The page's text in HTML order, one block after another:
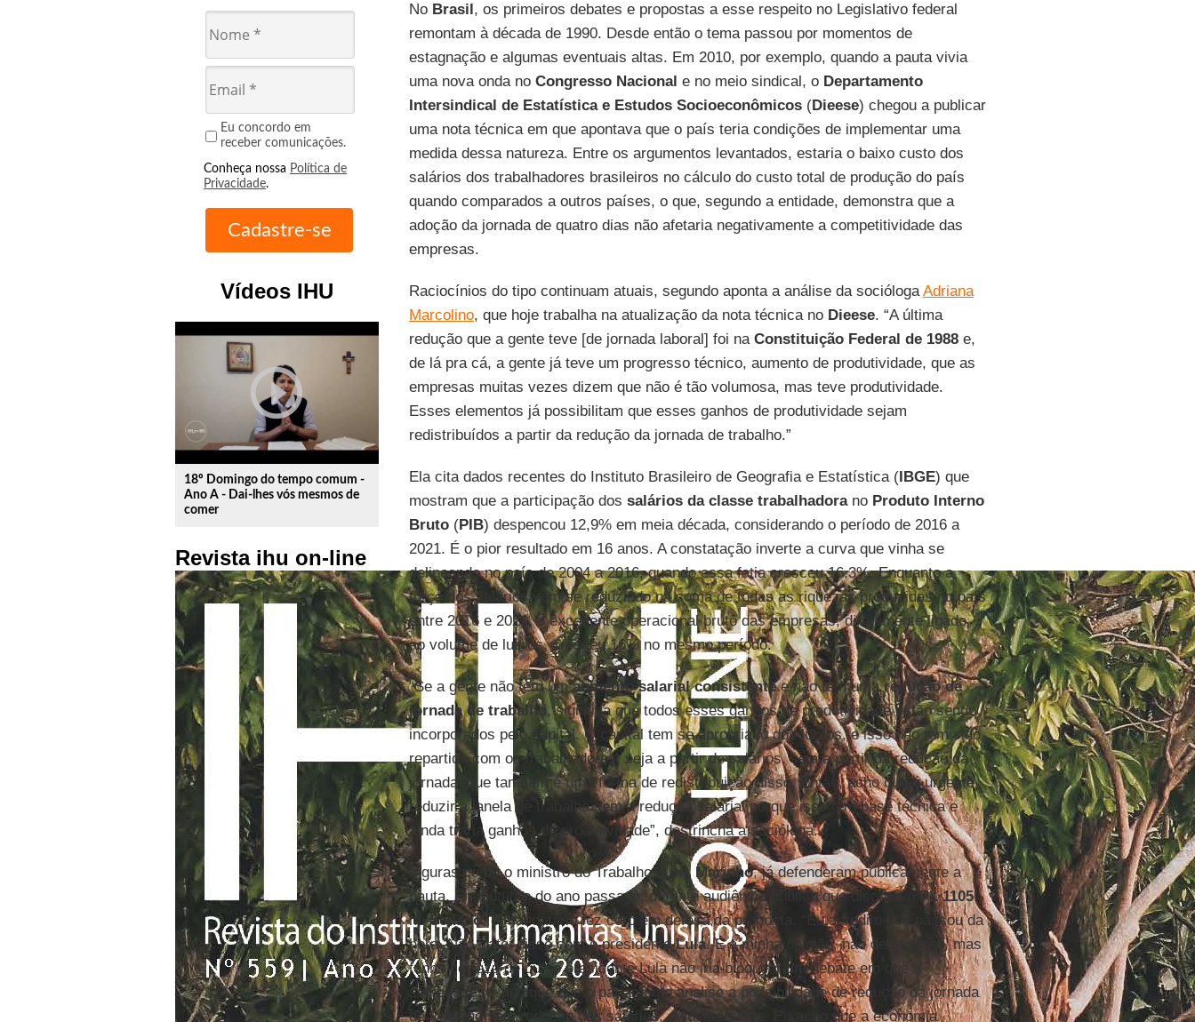
Eu concordo em
receber comunicações.
Conheça nossa Política de
Privacidade.
Vídeos IHU
play_circle_outline
18º Domingo do tempo comum -
Ano A - Dai-lhes vós mesmos de
comer
Revista ihu on-line
No Brasil, os primeiros debates e propostas a esse respeito no Legislativo federal
remontam à década de 1990. Desde então o tema passou por momentos de
estagnação e algumas eventuais altas. Em 2010, por exemplo, quando a pauta vivia
uma nova onda noCongresso Nacional e no meio sindical, o Departamento
Intersindical de Estatística e Estudos Socioeconômicos(Dieese) chegou a publicar
uma nota técnica em que apontava que o país teria condições de implementar uma
medida dessa natureza. Entre os argumentos levantados, estaria o baixo custo dos
salários dos trabalhadores brasileiros no cálculo do custo total de produção do país
quando comparados a outros países, o que, segundo a entidade, demonstra que a
adoção da jornada de quatro dias não afetaria negativamente a competitividade das
empresas.
Raciocínios do tipo continuam atuais, segundo aponta a análise da sociólogaAdriana
Marcolino, que hoje trabalha na atualização da nota técnica no Dieese. “A última
redução que a gente teve [de jornada laboral] foi na Constituição Federal de 1988e,
de lá pra cá, a gente já teve um progresso técnico, aumento de produtividade, que as
empresas muitas vezes dizem que não é tão volumosa, mas teve produtividade.
Esses elementos já possibilitam que esses ganhos de produtividade sejam
redistribuídos a partir da redução da jornada de trabalho.”
Ela cita dados recentes do Instituto Brasileiro de Geografia e Estatística (IBGE) que
mostram que a participação dos salários da classe trabalhadorano Produto Interno
Bruto(PIB) despencou 12,9% em meia década, considerando o período de 2016 a
2021. É o pior resultado em 16 anos. A constatação inverte a curva que vinha se
delineando no país de 2004 a 2016, quando essa fatia cresceu 16,3%. Enquanto a
força dos salários vem se reduzindo na soma de todas as riquezas produzidas no país
entre 2016 e 2021, o excedente operacional bruto das empresas, diretamente ligado
ao volume de lucros, cresceu 16% no mesmo período.
“Se a gente não tem umaumento salarial consistentee não tem umaredução de
jornada de trabalho, significa que todos esses ganhos de produtividade estão sendo
incorporados pelo capital. O capital tem se apropriado dos lucros, e isso não tem sido
repartido com os trabalhadores, seja a partir de salários, seja a partir da redução da
jornada, que também é uma forma de redistribuição disso. Então, acho que é urgente
reduzir a janela de trabalho sem a redução salarial porque isso tem base técnica e
ainda traria ganhos de produtividade”, destrincha a socióloga.
Figuras como o ministro do Trabalho, Luiz Marinho, já defenderam publicamente a
pauta. Em outubro do ano passado, durante audiência pública que discutia oPL 1105
noSenado, o mandatário fez coro em defesa da proposta. “Eu acredito que passou da
hora. Não tratei disso com o presidenteLula. É a minha opinião, não de governo, mas
tenho certeza de que o presidente Lula não iria bloquear um debate em que a
sociedade reivindique que o parlamento analise a possibilidade de redução da jornada
de trabalho sem redução dos salários, evidentemente. Eu acho que a economia